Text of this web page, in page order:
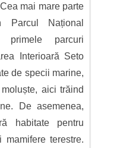
mai mare parte
Național
primele parcuri
Interioară Seto
de specii marine,
aici trăind
De asemenea,
habitate pentru
terestre.